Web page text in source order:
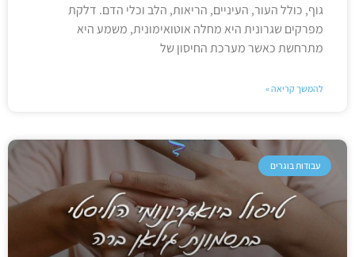
גוף, כולל העור, העיניים, הריאות, הלב וכלי הדם. דלקת
מפרקים שגרונית היא מחלה אוטואימונית, משמע היא
מתרחשת כאשר מערכת החיסון של
להמשך קריאה »
עבודות בוגרים